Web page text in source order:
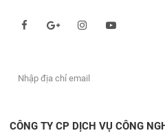
CÔNG TY CP DỊCH VỤ CÔNG